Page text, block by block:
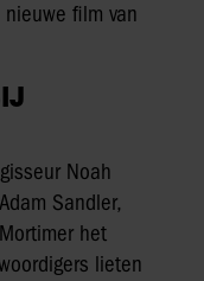
film van
Noah
Sandler,
het
lieten